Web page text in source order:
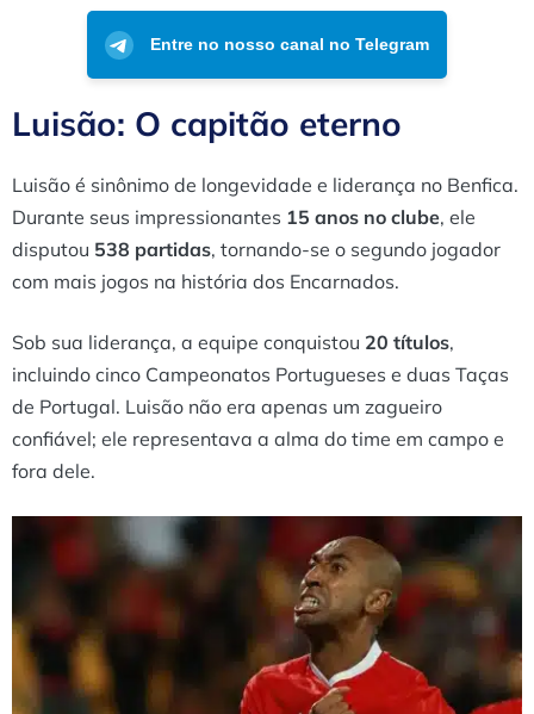
Entre no nosso canal no Telegram
Luisão: O capitão eterno
Luisão é sinônimo de longevidade e liderança no Benfica.
Durante seus impressionantes 15 anos no clube, ele
disputou 538 partidas, tornando-se o segundo jogador
com mais jogos na história dos Encarnados.
Sob sua liderança, a equipe conquistou 20 títulos,
incluindo cinco Campeonatos Portugueses e duas Taças
de Portugal. Luisão não era apenas um zagueiro
confiável; ele representava a alma do time em campo e
fora dele.